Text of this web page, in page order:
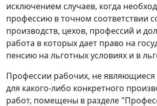
исключением случаев, когда
профессию в точном соответствии
производств, цехов, профессий и
работа в которых дает право на
пенсию на льготных условиях и в
Профессии рабочих, не
для какого-либо конкретного
работ, помещены в разделе